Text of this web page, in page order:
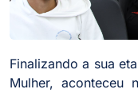
Finalizando a sua
Mulher, aconteceu